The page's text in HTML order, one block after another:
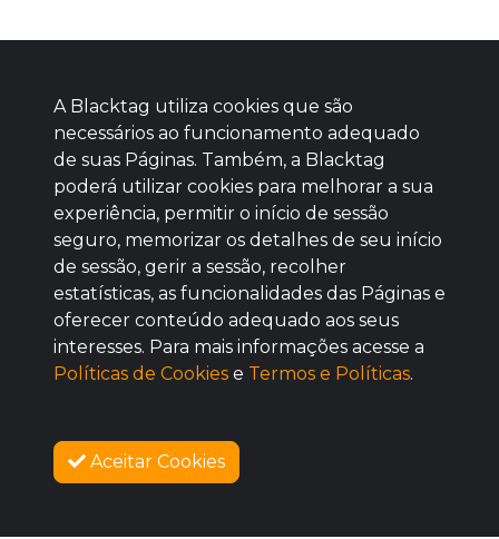
Baixe agora nosso app
SOBRE NÓS
A Blacktag utiliza cookies que são
necessários ao funcionamento adequado
de suas Páginas. Também, a Blacktag
poderá utilizar cookies para melhorar a sua
experiência, permitir o início de sessão
seguro, memorizar os detalhes de seu início
de sessão, gerir a sessão, recolher
estatísticas, as funcionalidades das Páginas e
oferecer conteúdo adequado aos seus
interesses. Para mais informações acesse a
Políticas de Cookies e Termos e Políticas.
Aceitar Cookies